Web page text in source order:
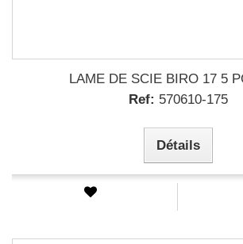
LAME DE SCIE BIRO 17 5
Ref: 570610-175
Détails